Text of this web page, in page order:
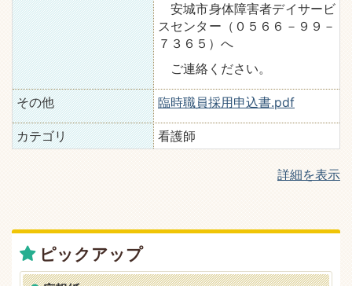
安城市身体障害者デイサービ
スセンター（０５６６－９９－
７３６５）へ
ご連絡ください。
その他 臨時職員採用申込書.pdf
カテゴリ 看護師
詳細を表示
ピックアップ